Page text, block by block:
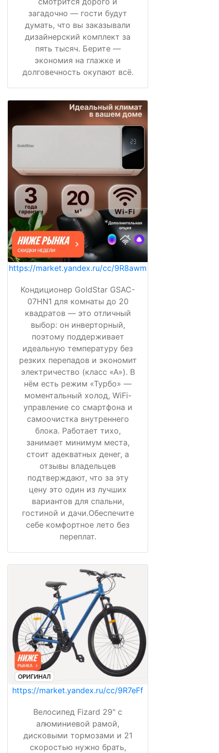
загадочно — гости будут
думать, что вы заказывали
дизайнерский комплект за
пять тысяч. Берите —
экономия на глажке и
долговечность окупают всё.
https://market.yandex.ru/cc/9R8awm
Кондиционер GoldStar GSAC-
07HN1 для комнаты до 20
квадратов — это отличный
выбор: он инверторный,
поэтому поддерживает
идеальную температуру без
резких перепадов и экономит
электричество (класс «А»). В
нём есть режим «Турбо» —
моментальный холод, WiFi-
управление со смартфона и
самоочистка внутреннего
блока. Работает тихо,
занимает минимум места,
стоит адекватных денег, а
отзывы владельцев
подтверждают, что за эту
цену это один из лучших
вариантов для спальни,
гостиной и дачи.Обеспечите
себе комфортное лето без
переплат.
https://market.yandex.ru/cc/9R7eFf
Велосипед Fizard 29" с
алюминиевой рамой,
дисковыми тормозами и 21
скоростью нужно брать,